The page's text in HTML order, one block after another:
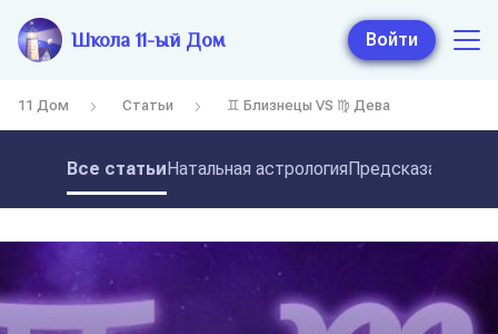
Школа 11-ый Дом Войти
11 Дом Статьи ♊ Близнецы VS ♍ Дева
Все статьиНатальная астрология